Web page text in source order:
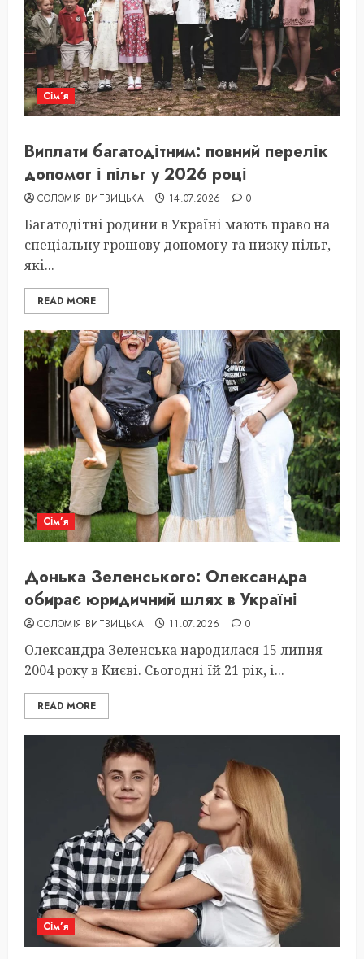
Сім’я
Виплати багатодітним: повний перелік
допомог і пільг у 2026 році
СОЛОМІЯ ВИТВИЦЬКА 14.07.2026 0
Багатодітні родини в Україні мають право на
спеціальну грошову допомогу та низку пільг,
які...
READ MORE
Сім’я
Донька Зеленського: Олександра
обирає юридичний шлях в Україні
СОЛОМІЯ ВИТВИЦЬКА 11.07.2026 0
Олександра Зеленська народилася 15 липня
2004 року в Києві. Сьогодні їй 21 рік, і...
READ MORE
Сім’я